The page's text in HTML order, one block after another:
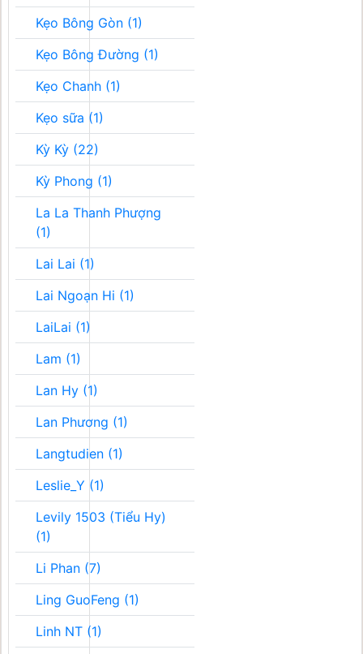
Kẹo Bông Gòn (1)
Kẹo Bông Đường (1)
Kẹo Chanh (1)
Kẹo sữa (1)
Kỳ Kỳ (22)
Kỳ Phong (1)
La La Thanh Phượng
(1)
Lai Lai (1)
Lai Ngoạn Hi (1)
LaiLai (1)
Lam (1)
Lan Hy (1)
Lan Phương (1)
Langtudien (1)
Leslie_Y (1)
Levily 1503 (Tiểu Hy)
(1)
Li Phan (7)
Ling GuoFeng (1)
Linh NT (1)